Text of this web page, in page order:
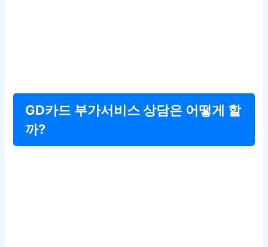
GD카드 부가서비스 상담은 어떻게 할
까?